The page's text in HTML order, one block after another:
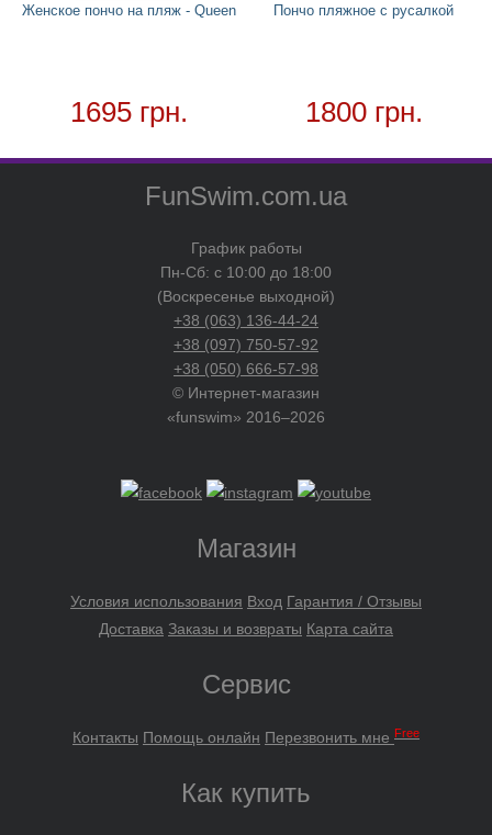
Женское пончо на пляж - Queen
1695 грн.
Пончо пляжное с русалкой
1800 грн.
FunSwim.com.ua
График работы
Пн-Сб: с 10:00 до 18:00
(Воскресенье выходной)
+38 (063) 136-44-24
+38 (097) 750-57-92
+38 (050) 666-57-98
© Интернет-магазин
«funswim» 2016–2026
Магазин
Условия использования Вход Гарантия / Отзывы
Доставка Заказы и возвраты Карта сайта
Сервис
Контакты Помощь онлайн Перезвонить мне Free
Как купить